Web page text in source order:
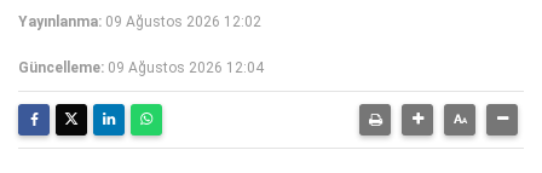
Yayınlanma: 09 Ağustos 2026 12:02
Güncelleme: 09 Ağustos 2026 12:04